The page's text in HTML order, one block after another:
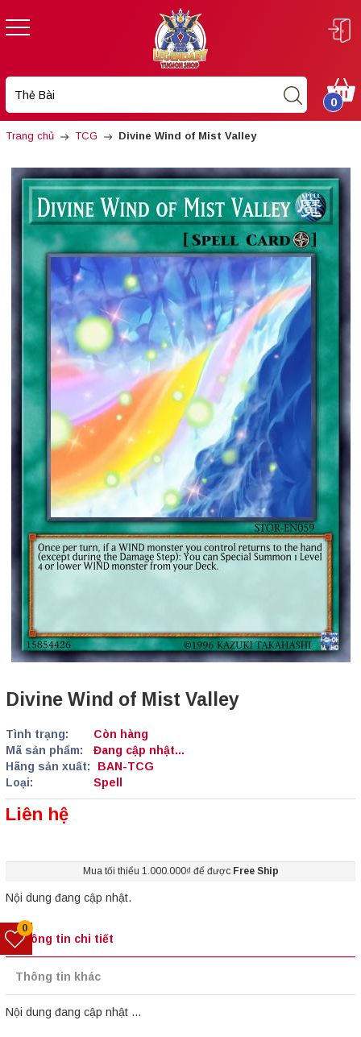
0
Trang chủ TCG Divine Wind of Mist Valley
Divine Wind of Mist Valley
Tình trạng:
Còn hàng
Mã sản phẩm:
Đang cập nhật...
Hãng sản xuất:
BAN-TCG
Loại:
Spell
Liên hệ
Mua tối thiểu 1.000.000₫ để được Free Ship
Nội dung đang cập nhật.
Thông tin chi tiết
Thông tin khác
Nội dung đang cập nhật ...
0